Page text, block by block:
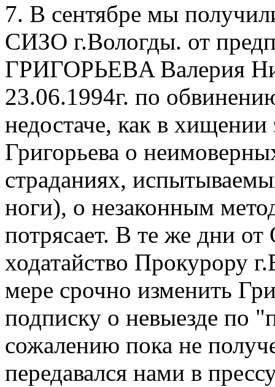
7. В сентябре мы
СИЗО г.Вологды. от
ГРИГОРЬEВA Валерия
23.06.1994г. по
недостаче, как в хищении
Григорьева о
страданиях,
ноги), о незаконным
потрясает. В те же дни
ходатайство Прокурору
мере срочно изменить
подписку о невыезде по
сожалению пока не
передавался нами в